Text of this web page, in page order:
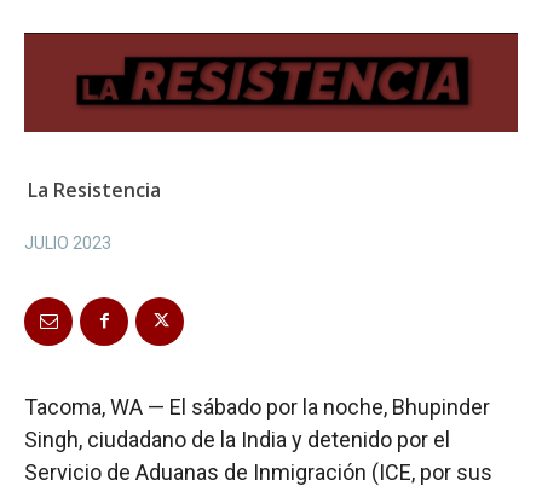
La Resistencia
JULIO 2023
Tacoma, WA — El sábado por la noche, Bhupinder
Singh, ciudadano de la India y detenido por el
Servicio de Aduanas de Inmigración (ICE, por sus